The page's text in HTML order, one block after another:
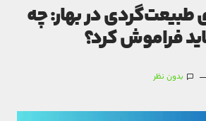
در بهار: چه
فراموش کرد؟
بدون نظر